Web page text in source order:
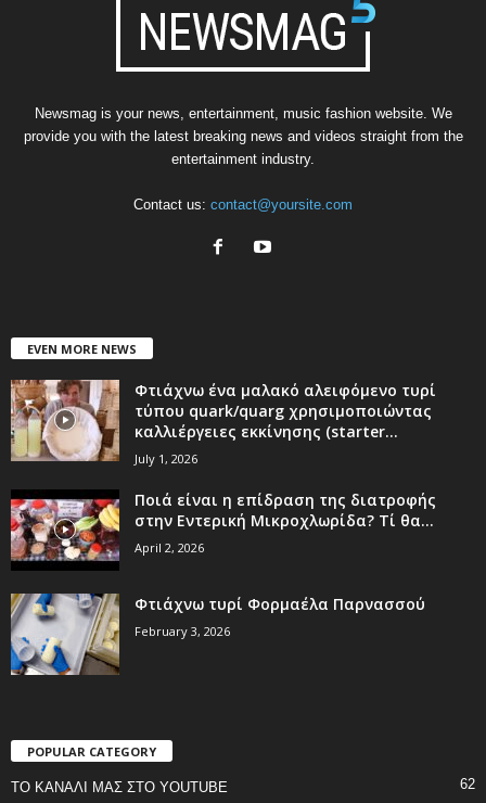
Newsmag is your news, entertainment, music fashion website. We
provide you with the latest breaking news and videos straight from the
entertainment industry.
Contact us: contact@yoursite.com
EVEN MORE NEWS
Φτιάχνω ένα μαλακό αλειφόμενο τυρί
τύπου quark/quarg χρησιμοποιώντας
καλλιέργειες εκκίνησης (starter...
July 1, 2026
Ποιά είναι η επίδραση της διατροφής
στην Εντερική Μικροχλωρίδα? Τί θα...
April 2, 2026
Φτιάχνω τυρί Φορμαέλα Παρνασσού
February 3, 2026
POPULAR CATEGORY
ΤΟ ΚΑΝΑΛΙ ΜΑΣ ΣΤΟ YOUTUBE 62